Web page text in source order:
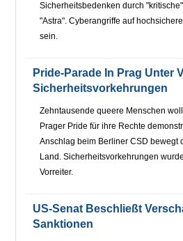
Sicherheitsbedenken durch
"Astra". Cyberangriffe auf
sein.
Pride-Parade In Prag Unter
Sicherheitsvorkehrungen
Zehntausende queere Menschen
Prager Pride für ihre Rechte
Anschlag beim Berliner CSD bewegt
Land. Sicherheitsvorkehrungen
Vorreiter.
US-Senat Beschließt
Sanktionen